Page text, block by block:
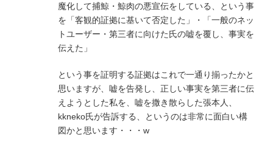
魔化して捕鯨・鯨肉の悪宣伝をしている、という事
を「客観的証拠に基いて否定した」・「一般のネッ
トユーザー・第三者に向けた氏の嘘を覆し、事実を
伝えた」
という事を証明する証拠はこれで一通り揃ったかと
思いますが、嘘を告発し、正しい事実を第三者に伝
えようとした私を、嘘を撒き散らした張本人、
kkneko氏が告訴する、というのは非常に面白い構
図かと思います・・・w